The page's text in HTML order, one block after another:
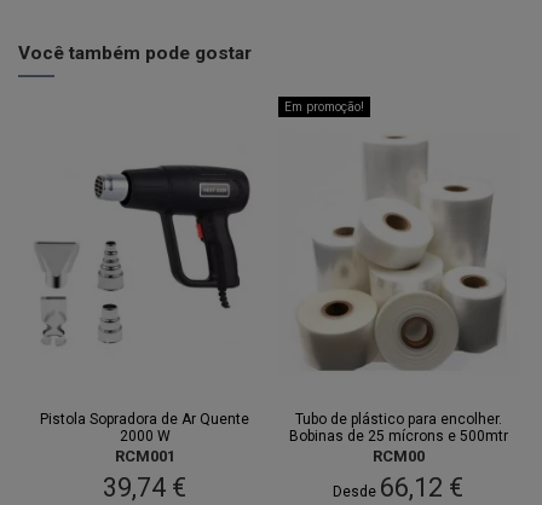
Você também pode gostar
Pistola Sopradora de Ar Quente
2000 W
RCM001
39,74 €
Em promoção!
Tubo de plástico para encolher.
Bobinas de 25 mícrons e 500mtr
RCM00
Desde 66,12 €